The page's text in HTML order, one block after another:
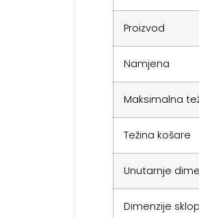
Proizvod
Namjena
Maksimalna
Težina košare
Unutarnje
Dimenzije